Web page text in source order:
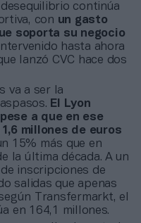
continúa
con un gasto
soporta su negocio
hasta ahora
lanzó CVC hace dos
va a ser la
El Lyon
a que en ese
millones de euros
15% más que en
la última década. A un
inscripciones de
salidas que apenas
Transfermarkt, el
en 164,1 millones.